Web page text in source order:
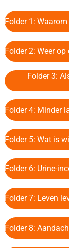
Folder 1:
Folder 2: Weer op
Folder 3:
Folder 4: Minder
Folder 5: Wat is
Folder 6: Urine-
Folder 7: Leven
Folder 8: